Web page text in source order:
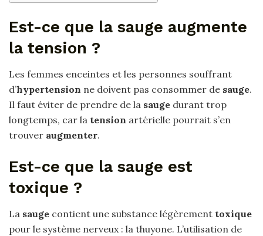
Est-ce que la sauge augmente
la tension ?
Les femmes enceintes et les personnes souffrant
d’hypertension ne doivent pas consommer de sauge.
Il faut éviter de prendre de la sauge durant trop
longtemps, car la tension artérielle pourrait s’en
trouver augmenter.
Est-ce que la sauge est
toxique ?
La sauge contient une substance légèrement toxique
pour le système nerveux : la thuyone. L’utilisation de